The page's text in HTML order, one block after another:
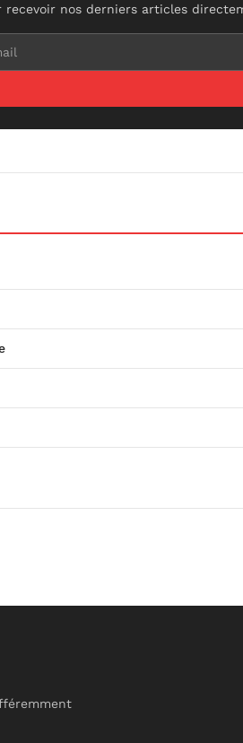
recevoir nos derniers articles